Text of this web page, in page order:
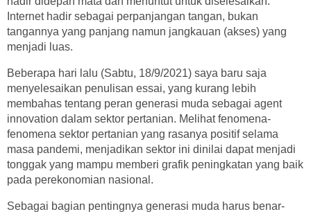
Internet hadir sebagai perpanjangan tangan, bukan
tangannya yang panjang namun jangkauan (akses) yang
menjadi luas.
Beberapa hari lalu (Sabtu, 18/9/2021) saya baru saja
menyelesaikan penulisan essai, yang kurang lebih
membahas tentang peran generasi muda sebagai agent
innovation dalam sektor pertanian. Melihat fenomena-
fenomena sektor pertanian yang rasanya positif selama
masa pandemi, menjadikan sektor ini dinilai dapat menjadi
tonggak yang mampu memberi grafik peningkatan yang baik
pada perekonomian nasional.
Sebagai bagian pentingnya generasi muda harus benar-